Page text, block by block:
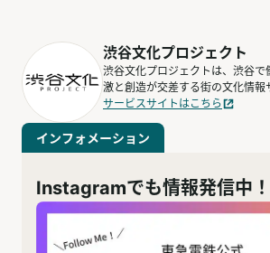
渋谷文化プロジェクト
渋谷文化プロジェクトは、渋谷で
激と創造が交差する街の文化情報
サービスサイトはこちら
インフォメーション
Instagramでも情報発信中！